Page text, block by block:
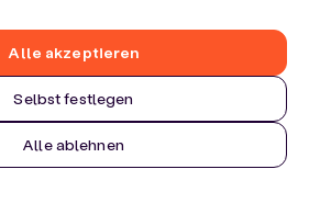
Selbst festlegen
Alle ablehnen
Alle akzeptieren